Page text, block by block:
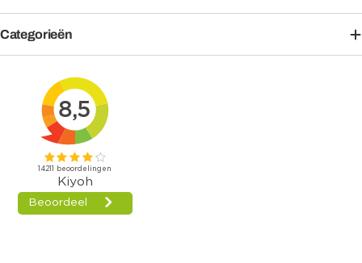
Categorieën